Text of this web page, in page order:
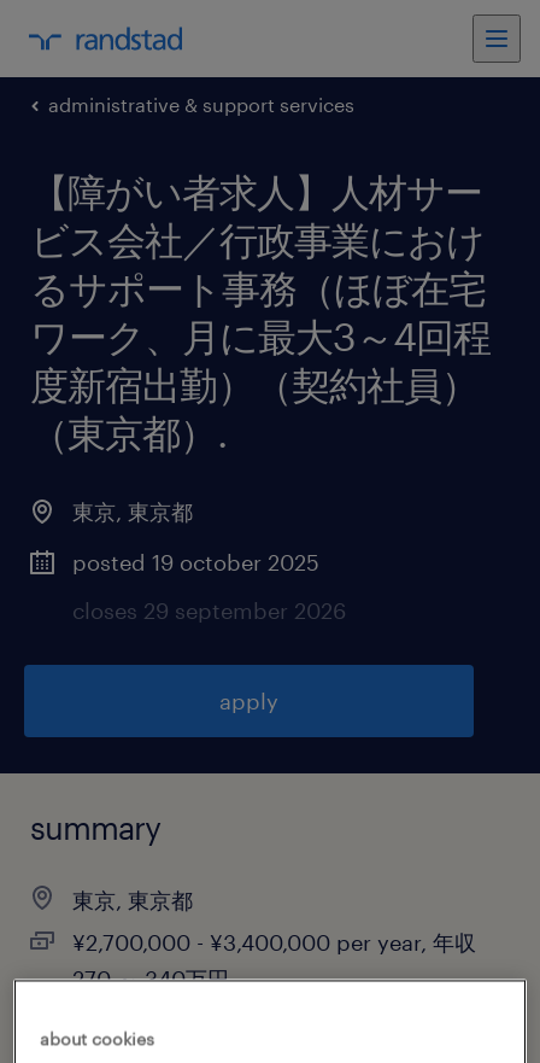
administrative & support services
【障がい者求人】人材サー
ビス会社／行政事業におけ
るサポート事務（ほぼ在宅
ワーク、月に最大3～4回程
度新宿出勤）（契約社員）
（東京都） .
東京, 東京都
posted 19 october 2025
closes 29 september 2026
apply
summary
東京, 東京都
¥2,700,000 - ¥3,400,000 per year, 年収
270 ～ 340万円
about cookies